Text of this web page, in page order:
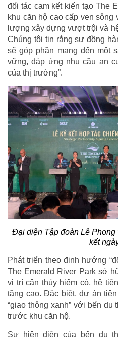
đối tác cam kết kiến tạo The
khu căn hộ cao cấp ven
lượng xây dựng vượt trội và
Chúng tôi tin rằng sự đồng
sẽ góp phần mang đến một
vững, đáp ứng nhu cầu an
của thị trường”.
Đại diện Tập đoàn Lê Phong
kết
Phát triển theo định hướng
The Emerald River Park sở
vị trí cận thủy hiếm có, hệ
tầng cao. Đặc biệt, dự án
“giao thông xanh” với bến du
trước khu căn hộ.
Sự hiện diện của bến du